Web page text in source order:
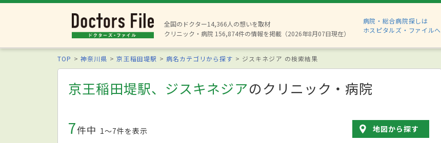
全国のドクター14,366人の想いを取材
クリニック・病院 156,874件の情報を掲載（2026年8月07日現在）
病院・総合病院探しは
ホスピタルズ・ファイルへ
TOP 神奈川県 京王稲田堤駅 病名カテゴリから探す ジスキネジア の検索結果
京王稲田堤駅、ジスキネジアのクリニック・病院
7件中 1〜7件を表示 地図から探す